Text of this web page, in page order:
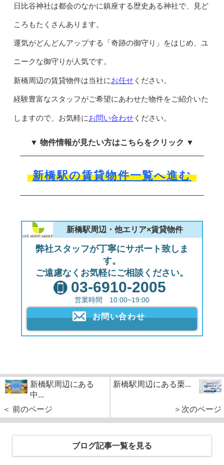
日比谷神社は都会のなかに鎮座する歴史ある神社で、見ど
ころもたくさんあります。
運気がどんどんアップする「奇跡の御守り」をはじめ、ユ
ニークな御守りが人気です。
新橋周辺の賃貸物件は当社にお任せください。
経験豊富なスタッフがご希望にあわせた物件をご紹介いた
しますので、お気軽にお問い合わせください。
▼ 物件情報が見たい方はこちらをクリック ▼
新橋駅の賃貸物件一覧へ進む
新橋駅周辺・他エリア×賃貸物件
弊社スタッフが丁寧にサポート致しま
す。
ご遠慮なくお気軽にご相談ください。
03-6910-2005
営業時間 10:00~19:00
お問い合わせ
新橋駅周辺にある
中...
＜ 前のページ
新橋駅周辺にある栗...
＞次のページ
ブログ記事一覧を見る